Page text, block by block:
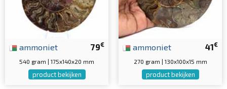
79€
ammoniet
540 gram | 175x140x20 mm
product bekijken
41€
ammoniet
270 gram | 130x100x15 mm
product bekijken